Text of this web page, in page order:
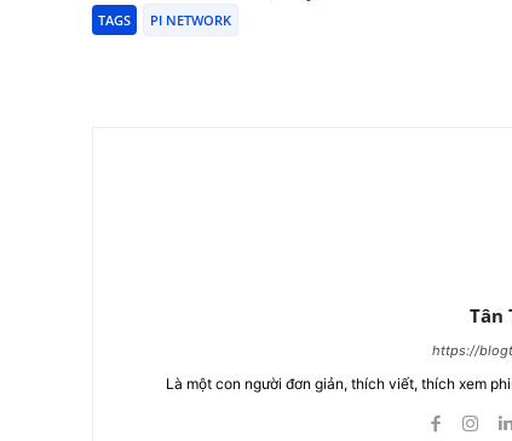
TAGS PI NETWORK
Tân
https://
Là một con người đơn giản, thích viết, thích xem